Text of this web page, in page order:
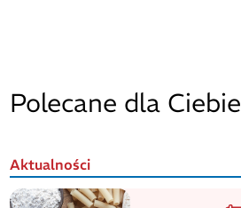
Polecane dla Ciebie
Aktualności